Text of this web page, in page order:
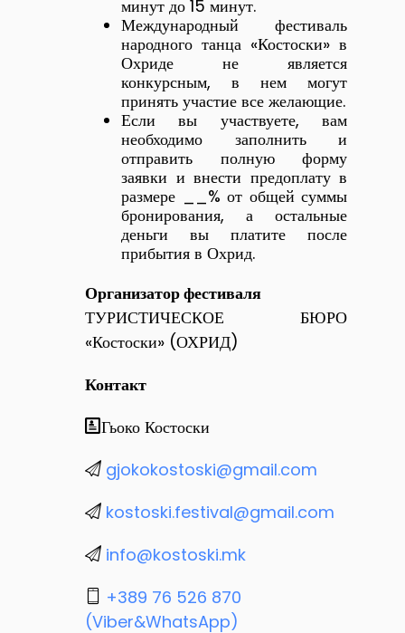
минут до 15 минут.
Международный фестиваль
народного танца «Костоски» в
Охриде не является
конкурсным, в нем могут
принять участие все желающие.
Если вы участвуете, вам
необходимо заполнить и
отправить полную форму
заявки и внести предоплату в
размере __% от общей суммы
бронирования, а остальные
деньги вы платите после
прибытия в Охрид.
Организатор фестиваля
ТУРИСТИЧЕСКОЕ БЮРО
«Костоски» (ОХРИД)
Контакт
Гьоко Костоски
gjokokostoski@gmail.com
kostoski.festival@gmail.com
info@kostoski.mk
+389 76 526 870
(Viber&WhatsApp)